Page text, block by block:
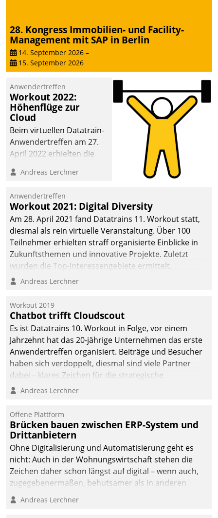
28. Kongress Immobilien- und Facility-
Management mit SAP in Berlin
14. September 2026 –
15. September 2026
Anwendertreffen
Workout 2022:
Höhenflüge zur
Cloud
Beim virtuellen Datatrain-
Anwendertreffen am 27.
April 2022 erhielten die
Teilnehmer kurzweilige
Cloud-Strategien und -
Lösungen mit hohem
Zukunftspotenzial.
Andreas Lerchner
Anwendertreffen
Workout 2021: Digital Diversity
Am 28. April 2021 fand Datatrains 11. Workout statt,
diesmal als rein virtuelle Veranstaltung. Über 100
Teilnehmer erhielten straff organisierte Einblicke in
Zukunftsthemen und innovative Projekte. Zuletzt
wurden die Top-Interessengebiete ermittelt.
Andreas Lerchner
Workout 2019
Chatbot trifft Cloudscout
Es ist Datatrains 10. Workout in Folge, vor einem
Jahrzehnt hat das 20-jährige Unternehmen das erste
Anwendertreffen organisiert. Beiträge und Besucher
haben sich verdoppelt, diesmal sind viele Partner
dabei – klares Zeichen für die strategische
Fokussierung auf den Kunden.
Andreas Lerchner
Offene Plattform
Brücken bauen zwischen ERP-System und
Drittanbietern
Ohne Digitalisierung und Automatisierung geht es
nicht: Auch in der Wohnungswirtschaft stehen die
Zeichen daher schon längst auf digital – wenn auch,
zugegebenermaßen, behutsamer als in anderen
Branchen.
Andreas Lerchner